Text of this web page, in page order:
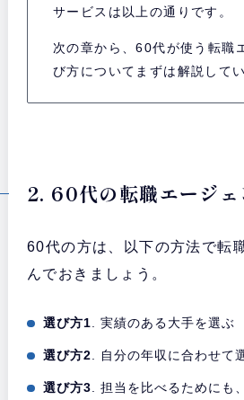
サービスは以上の通りです。
次の章から、60代が使う転職
び方についてまずは解説して
2. 60代の転職エージェ
60代の方は、以下の方法で転
んでおきましょう。
選び方1 . 実績のある大手を選ぶ
選び方2 . 自分の年収に合わせて
選び方3 . 担当を比べるためにも